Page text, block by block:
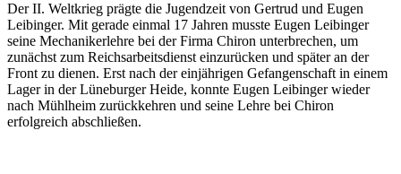
Der II. Weltkrieg prägte die Jugendzeit von Gertrud und Eugen
Leibinger. Mit gerade einmal 17 Jahren musste Eugen Leibinger
seine Mechanikerlehre bei der Firma Chiron unterbrechen, um
zunächst zum Reichsarbeitsdienst einzurücken und später an der
Front zu dienen. Erst nach der einjährigen Gefangenschaft in einem
Lager in der Lüneburger Heide, konnte Eugen Leibinger wieder
nach Mühlheim zurückkehren und seine Lehre bei Chiron
erfolgreich abschließen.